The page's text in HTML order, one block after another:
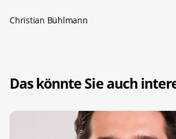
Christian Bühlmann
Das könnte Sie auch